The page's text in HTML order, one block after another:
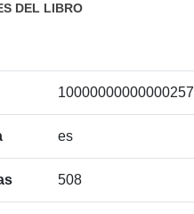
DEL LIBRO
10000000000000257
es
508